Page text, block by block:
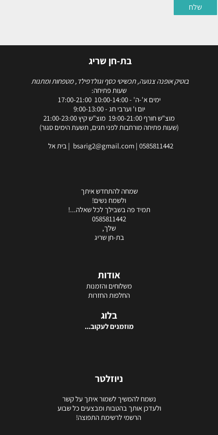
בת-חן שריג
בוטיק אופנה צנועה, תכשיטי כסף וגולדפילד, מטפחות ומתנות
שעות פתיחה:
ימים א'-ה' - 10:00-14:00 17:00-21:00
יום ו' וערבי חג - 9:00-13:00
מוצ"ש חורף 19:00-21:00 מוצ"ש קיץ 21:00-23:00
(שעות פתיחה מורחבות לפני חגים, תשעת הימים סגור)
bsarig2@gmail.com | 0585811442 | בית אל
שמחה להתחדש איתך
ולשמח נשים!
תמיד פה בשבילך לכל שאלה...!
0585811442
שלך,
בת-חן שריג
אודות
משלוחים והזמנות
החלפות החזרות
בלוג
מוזמנים לעקוב...
ניוזלטר
נשמח להמשיך לשמור איתך על קשר
ולעדכן אותך בהטבות ומבצעים כל שבוע
הרשמי לרשימת התפוצה!